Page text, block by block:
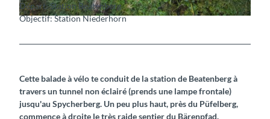
© Interlaken Tourismus, Interlaken Tourismus
Départ: Station Beatenberg
Objectif: Station Niederhorn
Cette balade à vélo te conduit de la station de Beatenberg à
travers un tunnel non éclairé (prends une lampe frontale)
jusqu'au Spycherberg. Un peu plus haut, près du Püfelberg,
commence à droite le très raide sentier du Bärenpfad.